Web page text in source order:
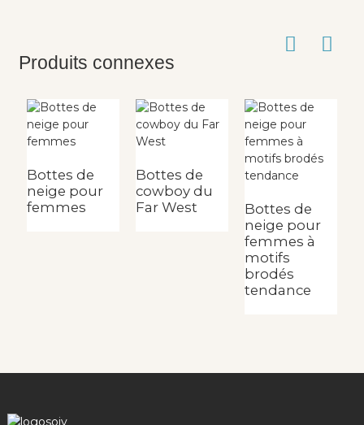
Produits connexes
Bottes de
neige pour
femmes
Bottes de
cowboy du
Far West
Bottes de
neige pour
femmes à
motifs
brodés
tendance